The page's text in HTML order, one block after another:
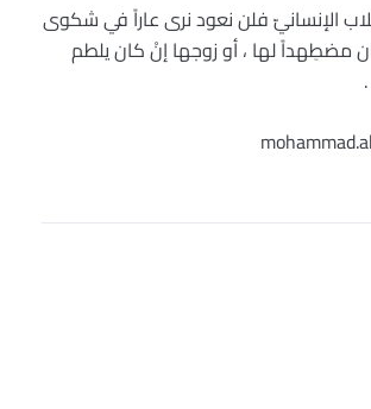
الإنسانيّ فلن نعود نرى عاراً في شكوى
كان مضطِهداً لها ، أو زوجها إنْ كان يلطم